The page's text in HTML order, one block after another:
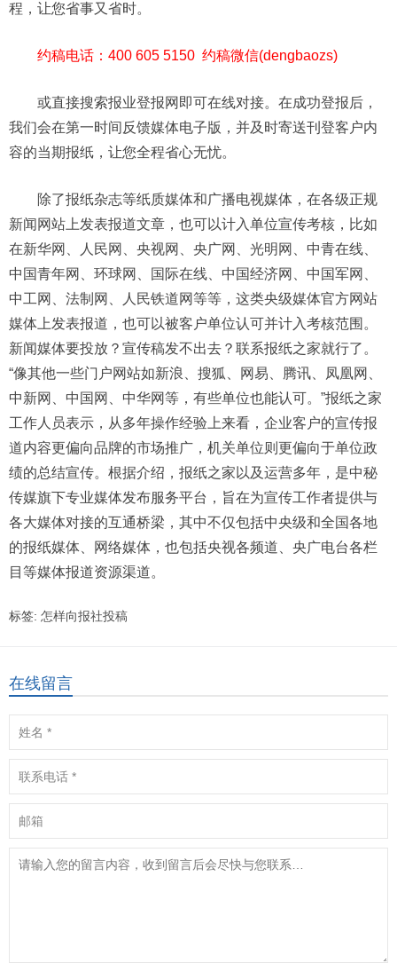
程，让您省事又省时。
约稿电话：400 605 5150 约稿微信(dengbaozs)
或直接搜索报业登报网即可在线对接。在成功登报后，
我们会在第一时间反馈媒体电子版，并及时寄送刊登客户内
容的当期报纸，让您全程省心无忧。
除了报纸杂志等纸质媒体和广播电视媒体，在各级正规
新闻网站上发表报道文章，也可以计入单位宣传考核，比如
在新华网、人民网、央视网、央广网、光明网、中青在线、
中国青年网、环球网、国际在线、中国经济网、中国军网、
中工网、法制网、人民铁道网等等，这类央级媒体官方网站
媒体上发表报道，也可以被客户单位认可并计入考核范围。
新闻媒体要投放？宣传稿发不出去？联系报纸之家就行了。
“像其他一些门户网站如新浪、搜狐、网易、腾讯、凤凰网、
中新网、中国网、中华网等，有些单位也能认可。”报纸之家
工作人员表示，从多年操作经验上来看，企业客户的宣传报
道内容更偏向品牌的市场推广，机关单位则更偏向于单位政
绩的总结宣传。根据介绍，报纸之家以及运营多年，是中秘
传媒旗下专业媒体发布服务平台，旨在为宣传工作者提供与
各大媒体对接的互通桥梁，其中不仅包括中央级和全国各地
的报纸媒体、网络媒体，也包括央视各频道、央广电台各栏
目等媒体报道资源渠道。
标签: 怎样向报社投稿
在线留言